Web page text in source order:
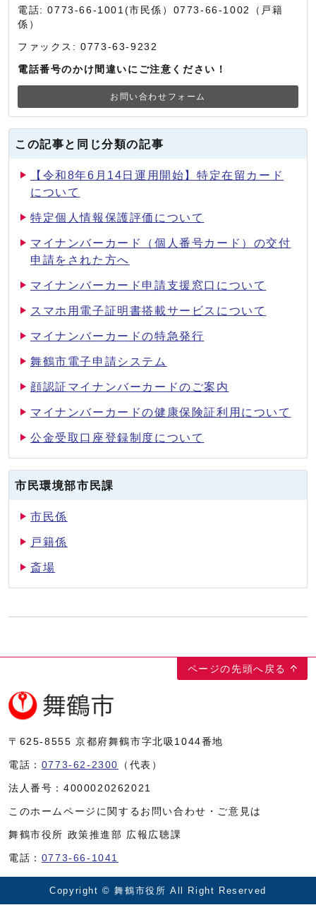
電話: 0773-66-1001(市民係）0773-66-1002（戸籍
係）
ファックス: 0773-63-9232
電話番号のかけ間違いにご注意ください！
お問い合わせフォーム
この記事と同じ分類の記事
【令和8年6月14日運用開始】特定在留カード
について
特定個人情報保護評価について
マイナンバーカード（個人番号カード）の交付
申請をされた方へ
マイナンバーカード申請支援窓口について
スマホ用電子証明書搭載サービスについて
マイナンバーカードの特急発行
舞鶴市電子申請システム
顔認証マイナンバーカードのご案内
マイナンバーカードの健康保険証利用について
公金受取口座登録制度について
市民環境部市民課
市民係
戸籍係
斎場
ページの先頭へ戻る
〒625-8555 京都府舞鶴市字北吸1044番地
電話： 0773-62-2300 （代表）
法人番号： 4000020262021
このホームページに関するお問い合わせ・ご意見は
舞鶴市役所 政策推進部 広報広聴課
電話： 0773-66-1041
Copyright © 舞鶴市役所 All Right Reserved